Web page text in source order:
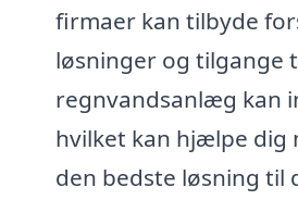
firmaer kan tilbyde
løsninger og tilgange
regnvandsanlæg kan
hvilket kan hjælpe dig
den bedste løsning til